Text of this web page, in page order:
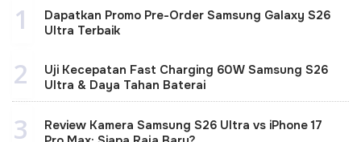
1
Dapatkan Promo Pre-Order Samsung Galaxy S26
Ultra Terbaik
2
Uji Kecepatan Fast Charging 60W Samsung S26
Ultra & Daya Tahan Baterai
3
Review Kamera Samsung S26 Ultra vs iPhone 17